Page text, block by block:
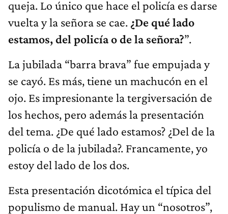
queja. Lo único que hace el policía es darse
vuelta y la señora se cae. ¿De qué lado
estamos, del policía o de la señora?”.
La jubilada “barra brava” fue empujada y
se cayó. Es más, tiene un machucón en el
ojo. Es impresionante la tergiversación de
los hechos, pero además la presentación
del tema. ¿De qué lado estamos? ¿Del de la
policía o de la jubilada?. Francamente, yo
estoy del lado de los dos.
Esta presentación dicotómica el típica del
populismo de manual. Hay un “nosotros”,